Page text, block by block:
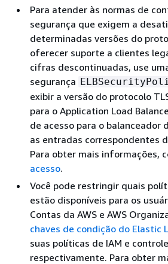
Para atender às normas de
segurança que exigem a
determinadas versões do
oferecer suporte a clientes
cifras descontinuadas, use
segurança
exibir a versão do protocolo
para o Application Load
de acesso para o balanceador
as entradas correspondentes
Para obter mais informações,
acesso.
Você pode restringir quais
estão disponíveis para os
Contas da AWS e AWS
chaves de condição do Elastic
suas políticas de IAM e
respectivamente. Para obter